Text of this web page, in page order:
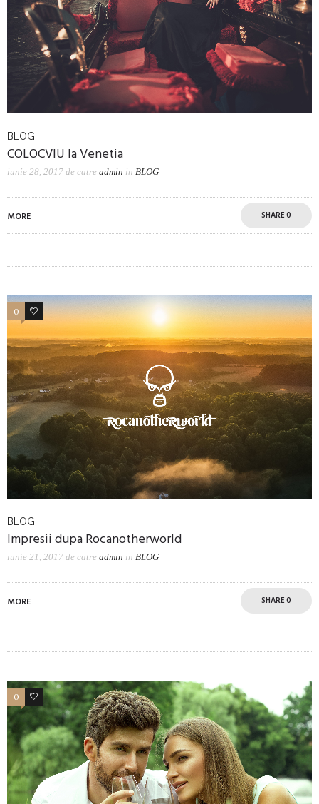
BLOG
COLOCVIU la Venetia
iunie 28, 2017 de catre admin in BLOG
MORE SHARE0
0 1
BLOG
Impresii dupa Rocanotherworld
iunie 21, 2017 de catre admin in BLOG
MORE SHARE0
0 4